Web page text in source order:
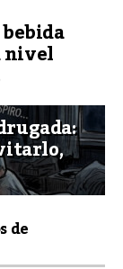
nivel
de